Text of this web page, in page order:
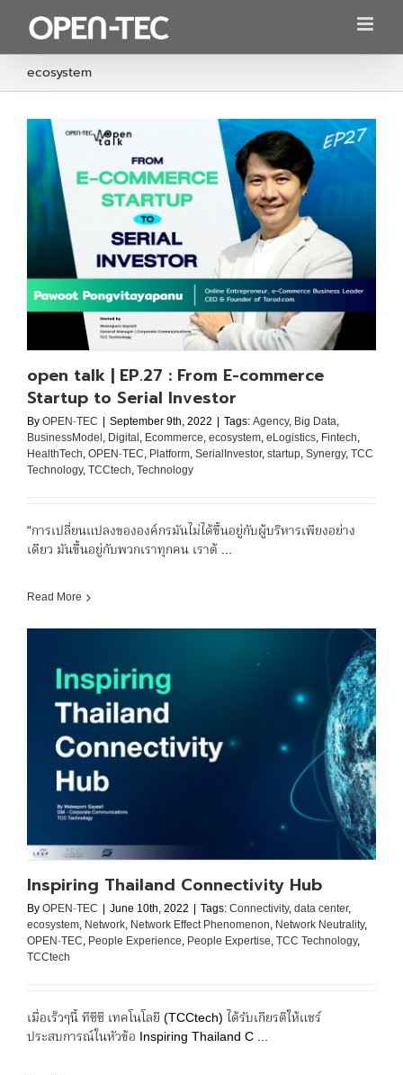
content
ecosystem
open talk | EP.27 : From E-commerce
Startup to Serial Investor
ByOPEN-TEC | September 9th, 2022 | Tags:Agency, Big Data,
BusinessModel, Digital, Ecommerce,ecosystem,eLogistics, Fintech,
HealthTech,OPEN-TEC, Platform,SerialInvestor,startup,Synergy,TCC
Technology,TCCtech,Technology
“การเปลี่ยนแปลงขององค์กรมันไม่ได้ขึ้นอยู่กับผู้บริหารเพียงอย่าง
เดียว มันขึ้นอยู่กับพวกเราทุกคน เราต้ ...
Read More
Inspiring Thailand Connectivity Hub
ByOPEN-TEC | June 10th, 2022 | Tags:Connectivity,data center,
ecosystem, Network, Network Effect Phenomenon, Network Neutrality,
OPEN-TEC, People Experience, People Expertise,TCC Technology,
TCCtech
เมื่อเร็วๆนี้ ทีซีซี เทคโนโลยี (TCCtech) ได้รับเกียรติให้แชร์
ประสบการณ์ในหัวข้อ Inspiring Thailand C ...